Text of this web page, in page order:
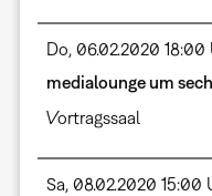
Do, 06.02.2020 18:00
medialounge um
Vortragssaal
Sa, 08.02.2020 15:00